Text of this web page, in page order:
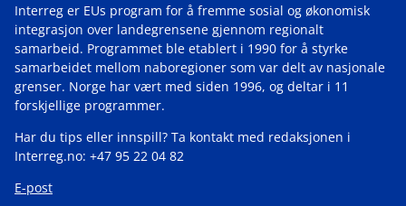
Interreg er EUs program for å fremme sosial og økonomisk
integrasjon over landegrensene gjennom regionalt
samarbeid. Programmet ble etablert i 1990 for å styrke
samarbeidet mellom naboregioner som var delt av nasjonale
grenser. Norge har vært med siden 1996, og deltar i 11
forskjellige programmer.
Har du tips eller innspill? Ta kontakt med redaksjonen i
Interreg.no: +47 95 22 04 82
E-post